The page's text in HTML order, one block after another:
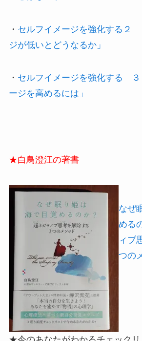
・ セルフイメージを強化する２
ジが低いとどうなるか」
・ セルフイメージを強化する
ージを高めるには」
★白鳥澄江の著書
なぜ
める
ィブ
つの